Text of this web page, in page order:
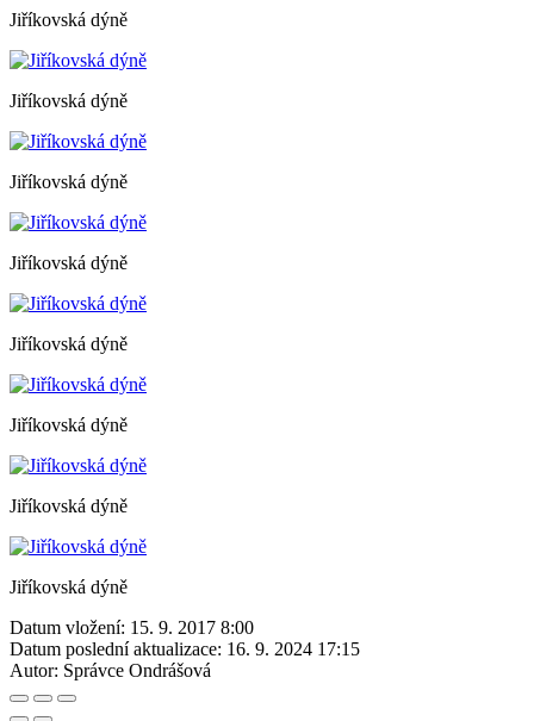
Jiříkovská dýně
Jiříkovská dýně
Jiříkovská dýně
Jiříkovská dýně
Jiříkovská dýně
Jiříkovská dýně
Jiříkovská dýně
Jiříkovská dýně
Datum vložení: 15. 9. 2017 8:00
Datum poslední aktualizace: 16. 9. 2024 17:15
Autor: Správce Ondrášová